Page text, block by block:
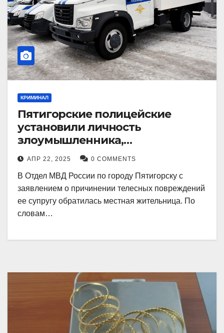
КРИМИНАЛ
Пятигорские полицейские
установили личность
злоумышленника,
причинившего телесные
повреждения местному жителю
АПР 22, 2025 0 COMMENTS
В Отдел МВД России по городу Пятигорску с
заявлением о причинении телесных повреждений
ее супругу обратилась местная жительница. По
словам…